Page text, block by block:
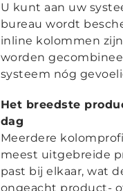
U kunt aan uw
bureau wordt
inline kolommen
worden
systeem nóg
Het breedste
dag
Meerdere
meest uitgebreide
past bij elkaar, wat
ongeacht product-